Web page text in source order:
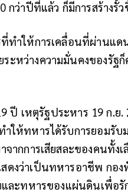
กว่าปีที่แล้ว ก็มีการสร้างรั้
ที่ทำให้การเคลื่อนที่ผ่าน
ะหว่างความมั่นคงของรัฐ
ปี เหตุรัฐประหาร 19 ก.
ให้ทหารได้รับการยอมรับ
ากการเสียสละของคนทั้ง
ดงว่าเป็นทหารอาชีพ กอ
และทหารของแผ่นดินเพื่อ